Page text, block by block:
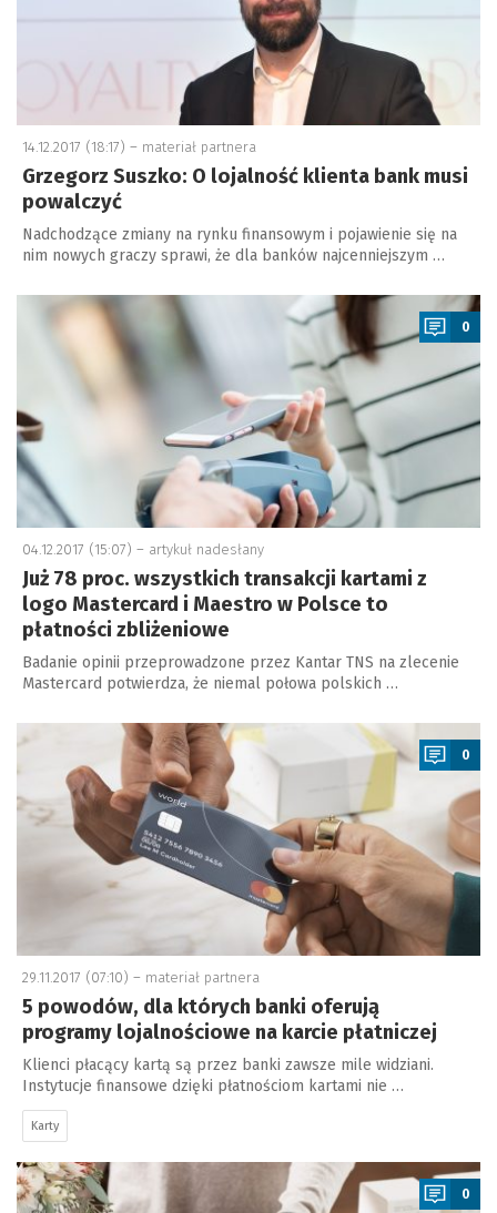
14.12.2017 (18:17) – materiał partnera
Grzegorz Suszko: O lojalność klienta bank musi
powalczyć
Nadchodzące zmiany na rynku finansowym i pojawienie się na
nim nowych graczy sprawi, że dla banków najcenniejszym …
a
0
04.12.2017 (15:07) – artykuł nadesłany
Już 78 proc. wszystkich transakcji kartami z
logo Mastercard i Maestro w Polsce to
płatności zbliżeniowe
Badanie opinii przeprowadzone przez Kantar TNS na zlecenie
Mastercard potwierdza, że niemal połowa polskich …
a
0
29.11.2017 (07:10) – materiał partnera
5 powodów, dla których banki oferują
programy lojalnościowe na karcie płatniczej
Klienci płacący kartą są przez banki zawsze mile widziani.
Instytucje finansowe dzięki płatnościom kartami nie …
Karty
a
0